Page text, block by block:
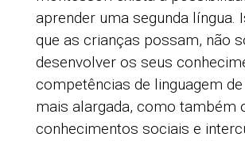
aprender uma segunda língua.
que as crianças possam, não
desenvolver os seus
competências de linguagem
mais alargada, como também
conhecimentos sociais e